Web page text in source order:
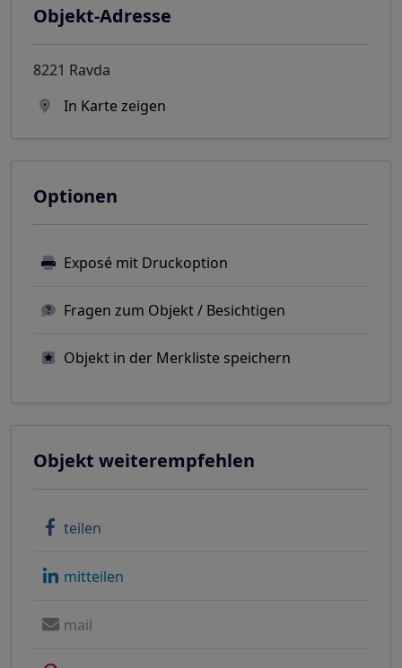
Objekt-Adresse
8221 Ravda
In Karte zeigen
Optionen
Exposé mit Druckoption
Fragen zum Objekt / Besichtigen
Objekt in der Merkliste speichern
Objekt weiterempfehlen
teilen
mitteilen
mail